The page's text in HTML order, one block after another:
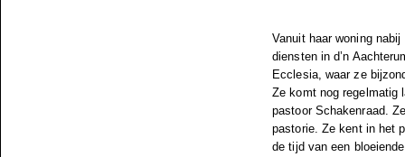
Vanuit haar woning
diensten in d’n
Ecclesia, waar ze
Ze komt nog regelmatig
pastoor Schakenraad.
pastorie. Ze kent in het
de tijd van een